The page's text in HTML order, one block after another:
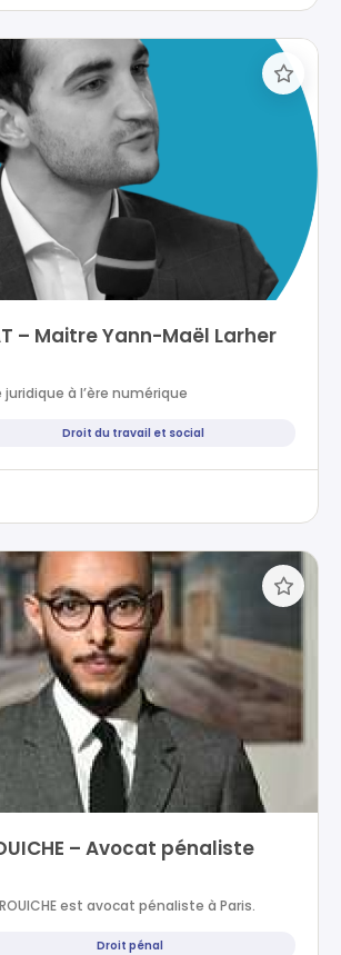
– Maitre Yann-Maël Larher
à l’ère numérique
Droit du travail et social
– Avocat pénaliste
est avocat pénaliste à Paris.
Droit pénal